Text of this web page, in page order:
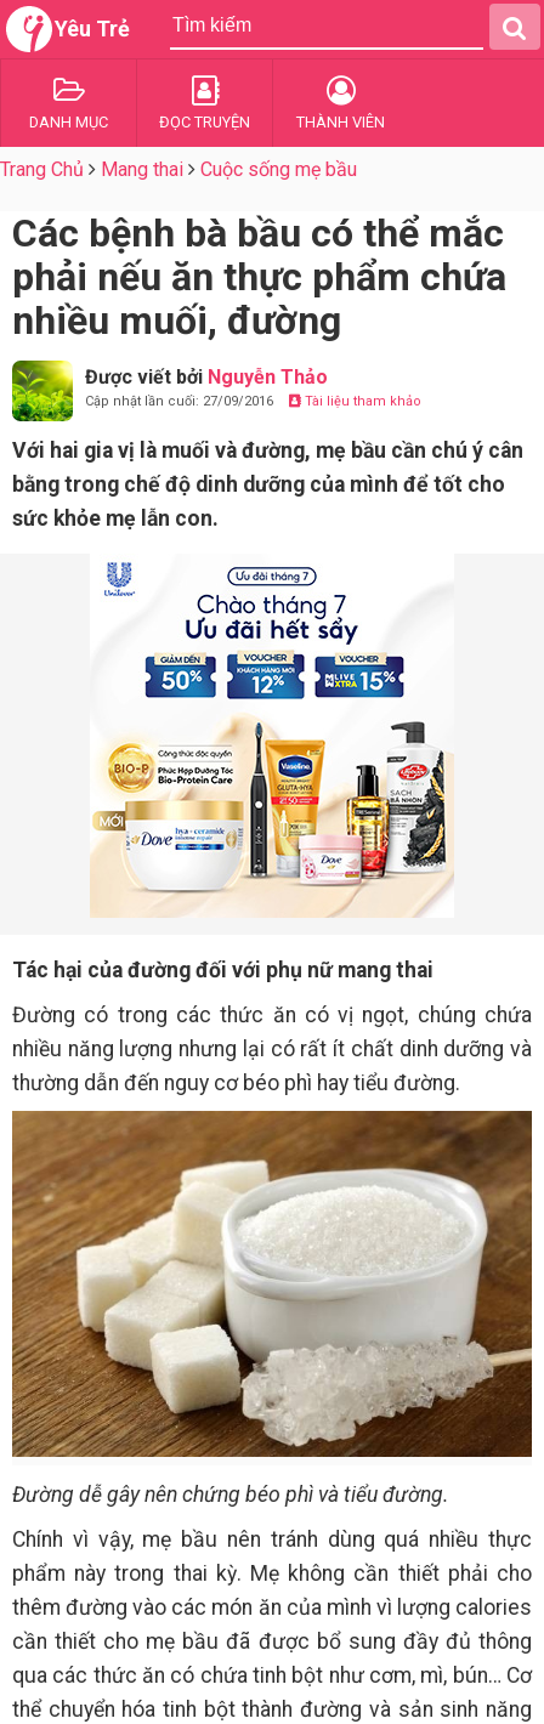
Yêu Trẻ
DANH MỤC ĐỌC TRUYỆN THÀNH VIÊN
Trang Chủ Mang thai Cuộc sống mẹ bầu
Các bệnh bà bầu có thể mắc
phải nếu ăn thực phẩm chứa
nhiều muối, đường
Được viết bởi Nguyễn Thảo
Cập nhật lần cuối: 27/09/2016 Tài liệu tham khảo
Với hai gia vị là muối và đường, mẹ bầu cần chú ý cân
bằng trong chế độ dinh dưỡng của mình để tốt cho
sức khỏe mẹ lẫn con.
Tác hại của đường đối với phụ nữ mang thai
Đường có trong các thức ăn có vị ngọt, chúng chứa
nhiều năng lượng nhưng lại có rất ít chất dinh dưỡng và
thường dẫn đến nguy cơ béo phì hay tiểu đường.
Đường dễ gây nên chứng béo phì và tiểu đường.
Chính vì vậy, mẹ bầu nên tránh dùng quá nhiều thực
phẩm này trong thai kỳ. Mẹ không cần thiết phải cho
thêm đường vào các món ăn của mình vì lượng calories
cần thiết cho mẹ bầu đã được bổ sung đầy đủ thông
qua các thức ăn có chứa tinh bột như cơm, mì, bún… Cơ
thể chuyển hóa tinh bột thành đường và sản sinh năng